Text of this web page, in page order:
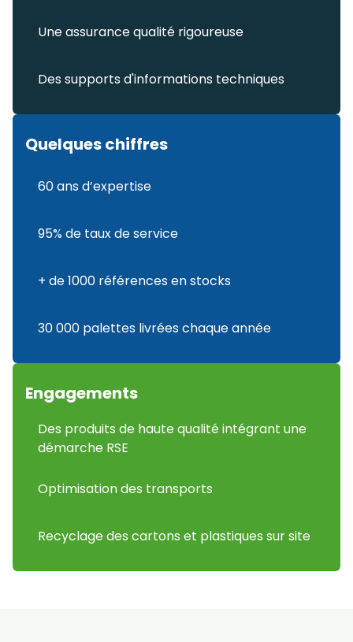
Une assurance qualité rigoureuse
Des supports d'informations techniques
Quelques chiffres
60 ans d’expertise
95% de taux de service
+ de 1000 références en stocks
30 000 palettes livrées chaque année
Engagements
Des produits de haute qualité intégrant une
démarche RSE
Optimisation des transports
Recyclage des cartons et plastiques sur site